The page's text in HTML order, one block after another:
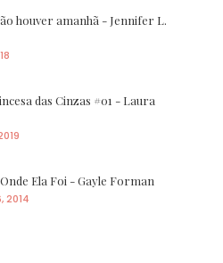
houver amanhã - Jennifer L.
das Cinzas #01 - Laura
Ela Foi - Gayle Forman
2014